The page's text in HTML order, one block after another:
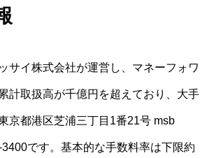
サイ株式会社が運営し、マネーフォワ
計取扱高が千億円を超えており、大手
京都港区芝浦三丁目1番21号 msb
です。基本的な手数料率は下限約